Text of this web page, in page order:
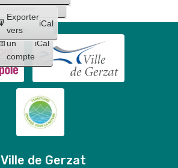
compte
Créer
un
compte
iCal
Exporter
vers
iCal
Ville de Gerzat